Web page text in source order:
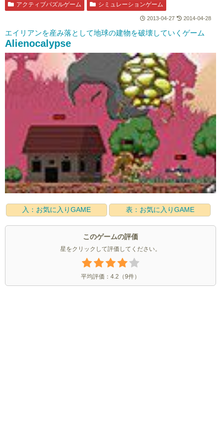
アクティブパズルゲーム シミュレーションゲーム
2013-04-27 2014-04-28
エイリアンを産み落として地球の建物を破壊していくゲーム
Alienocalypse
入：お気に入りGAME 表：お気に入りGAME
このゲームの評価
星をクリックして評価してください。
平均評価： 4.2 （9件）